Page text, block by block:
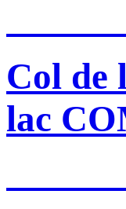
Col de
lac